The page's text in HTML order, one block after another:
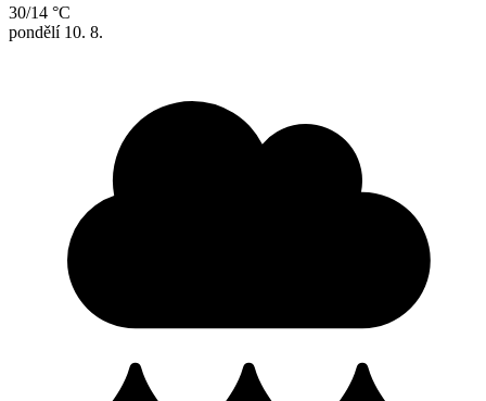
30/14 °C
pondělí 10. 8.